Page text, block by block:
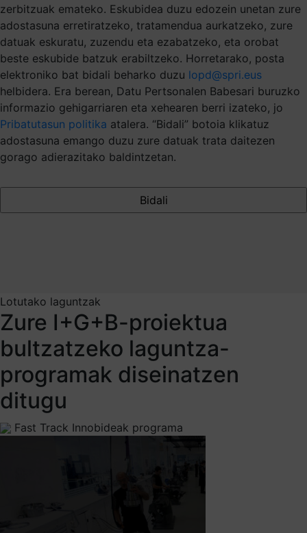
zerbitzuak emateko. Eskubidea duzu edozein unetan zure
adostasuna erretiratzeko, tratamendua aurkatzeko, zure
datuak eskuratu, zuzendu eta ezabatzeko, eta orobat
beste eskubide batzuk erabiltzeko. Horretarako, posta
elektroniko bat bidali beharko duzu lopd@spri.eus
helbidera. Era berean, Datu Pertsonalen Babesari buruzko
informazio gehigarriaren eta xehearen berri izateko, jo
Pribatutasun politika atalera. “Bidali” botoia klikatuz
adostasuna emango duzu zure datuak trata daitezen
gorago adierazitako baldintzetan.
Lotutako laguntzak
Zure I+G+B-proiektua
bultzatzeko laguntza-
programak diseinatzen
ditugu
Fast Track Innobideak programa